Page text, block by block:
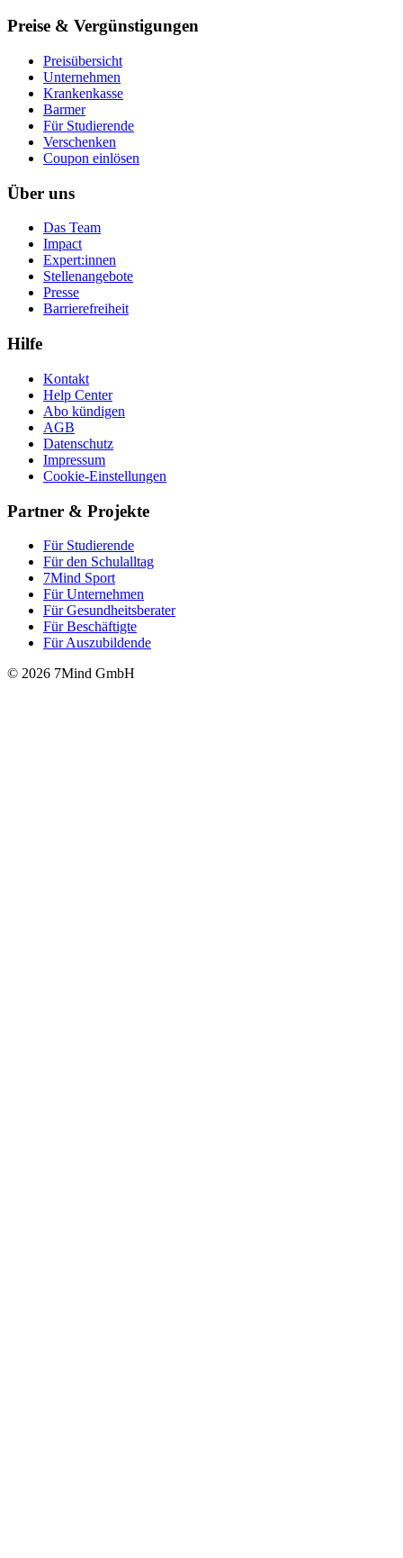
Preise & Vergünstigungen
Preisübersicht
Unternehmen
Krankenkasse
Barmer
Für Studierende
Ver­schen­ken
Coupon einlösen
Über uns
Das Team
Impact
Expert:innen
Stellenangebote
Presse
Barrierefreiheit
Hilfe
Kontakt
Help Center
Abo kündigen
AGB
Datenschutz
Impressum
Cookie-Einstellungen
Partner & Projekte
Für Stu­die­rende
Für den Schulalltag
7Mind Sport
Für Unter­neh­men
Für Gesund­heits­be­ra­ter
Für Beschäftigte
Für Auszubildende
© 2026 7Mind GmbH